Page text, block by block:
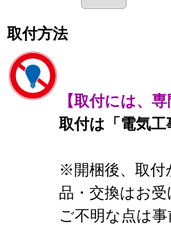
取付方法
【取付には、
取付は「電気
※開梱後、取付
品・交換はお受
ご不明な点は